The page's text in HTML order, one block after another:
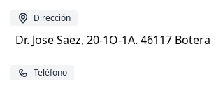
Dirección
Dr. Jose Saez, 20-1O-1A. 46117 Botera
Teléfono